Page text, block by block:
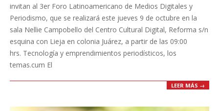
invitan al 3er Foro Latinoamericano de Medios Digitales y
Periodismo, que se realizará este jueves 9 de octubre en la
sala Nellie Campobello del Centro Cultural Digital, Reforma s/n
esquina con Lieja en colonia Juárez, a partir de las 09:00
hrs. Tecnología y emprendimientos periodísticos, los
temas.cum El
LEER MÁS →